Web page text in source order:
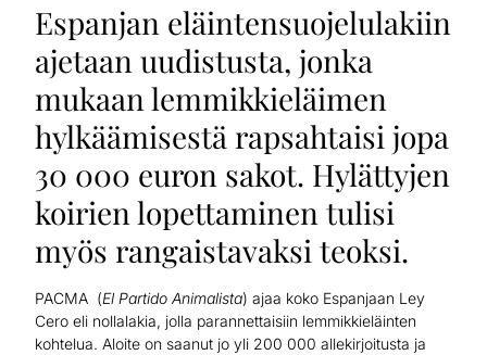
Espanjan eläintensuojelulakiin
ajetaan uudistusta, jonka
mukaan lemmikkieläimen
hylkäämisestä rapsahtaisi jopa
30 000 euron sakot. Hylättyjen
koirien lopettaminen tulisi
myös rangaistavaksi teoksi.
PACMA (El Partido Animalista) ajaa koko Espanjaan Ley
Cero eli nollalakia, jolla parannettaisiin lemmikkieläinten
kohtelua. Aloite on saanut jo yli 200 000 allekirjoitusta ja